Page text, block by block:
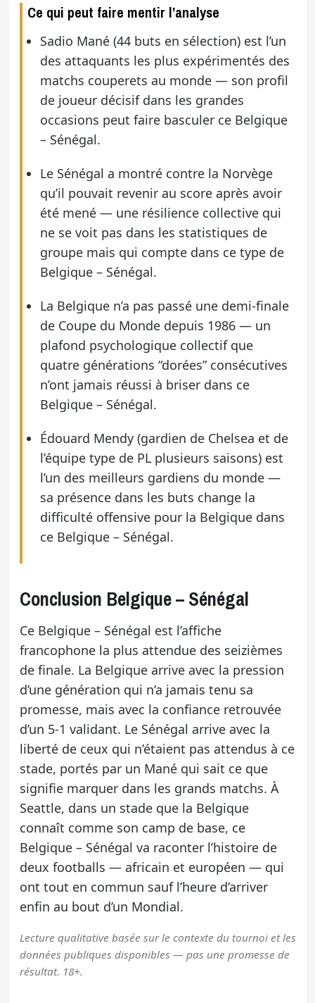
Ce qui peut faire mentir l’analyse
Sadio Mané (44 buts en sélection) est l’un
des attaquants les plus expérimentés des
matchs couperets au monde — son profil
de joueur décisif dans les grandes
occasions peut faire basculer ce Belgique
– Sénégal.
Le Sénégal a montré contre la Norvège
qu’il pouvait revenir au score après avoir
été mené — une résilience collective qui
ne se voit pas dans les statistiques de
groupe mais qui compte dans ce type de
Belgique – Sénégal.
La Belgique n’a pas passé une demi-finale
de Coupe du Monde depuis 1986 — un
plafond psychologique collectif que
quatre générations “dorées” consécutives
n’ont jamais réussi à briser dans ce
Belgique – Sénégal.
Édouard Mendy (gardien de Chelsea et de
l’équipe type de PL plusieurs saisons) est
l’un des meilleurs gardiens du monde —
sa présence dans les buts change la
difficulté offensive pour la Belgique dans
ce Belgique – Sénégal.
Conclusion Belgique – Sénégal
Ce Belgique – Sénégal est l’affiche
francophone la plus attendue des seizièmes
de finale. La Belgique arrive avec la pression
d’une génération qui n’a jamais tenu sa
promesse, mais avec la confiance retrouvée
d’un 5-1 validant. Le Sénégal arrive avec la
liberté de ceux qui n’étaient pas attendus à ce
stade, portés par un Mané qui sait ce que
signifie marquer dans les grands matchs. À
Seattle, dans un stade que la Belgique
connaît comme son camp de base, ce
Belgique – Sénégal va raconter l’histoire de
deux footballs — africain et européen — qui
ont tout en commun sauf l’heure d’arriver
enfin au bout d’un Mondial.
Lecture qualitative basée sur le contexte du tournoi et les
données publiques disponibles — pas une promesse de
résultat. 18+.